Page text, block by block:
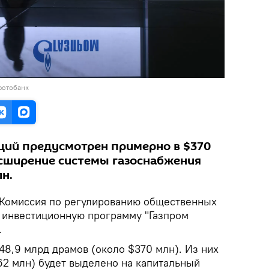
предусмотрен примерно в $370
системы газоснабжения
по регулированию общественных
программу "Газпром
млрд драмов (около $370 млн). Из них
млн) будет выделено на капитальный